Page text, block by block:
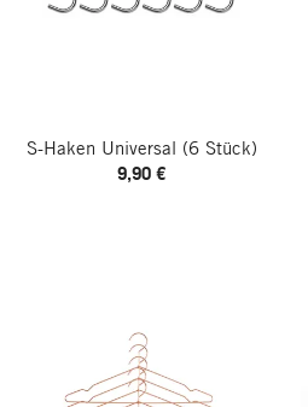
S-Haken Universal (6 Stück)
9,90 €